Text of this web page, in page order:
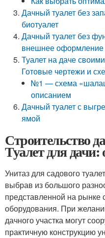
Дачный туалет без
биотуалет
Дачный туалет без
внешнее оформление
Туалет на даче
Готовые чертежи и
№1 — схема
описанием
Дачный туалет с
ямой
Строительство
Туалет для
Унитаз для садового
выбрав из большого
представленной на рынке
оборудования. При
дачного участка могут
практичную конструкцию